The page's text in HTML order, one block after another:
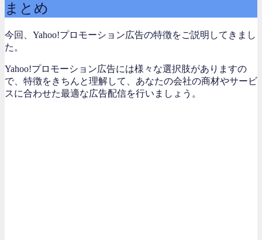
まとめ
今回、Yahoo!プロモーション広告の特徴をご説明してきまし
た。
Yahoo!プロモーション広告には様々な選択肢がありますの
で、特徴をきちんと理解して、あなたの会社の商材やサービ
スに合わせた最適な広告配信を行いましょう。